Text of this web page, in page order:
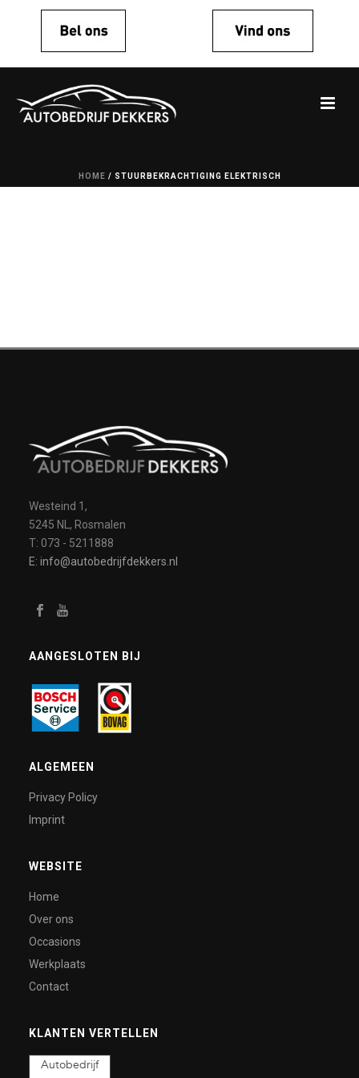
HOME / STUURBEKRACHTIGING ELEKTRISCH
Westeind 1,
5245 NL, Rosmalen
T: 073 - 5211888
E: info@autobedrijfdekkers.nl
AANGESLOTEN BIJ
ALGEMEEN
Privacy Policy
Imprint
WEBSITE
Home
Over ons
Occasions
Werkplaats
Contact
KLANTEN VERTELLEN
Autobedrijf